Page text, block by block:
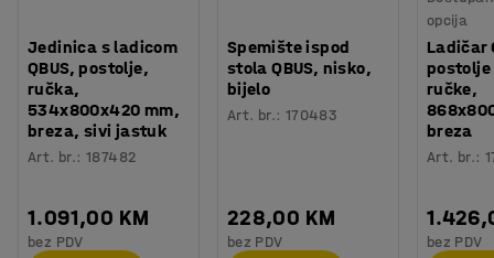
Jedinica s ladicom
QBUS, postolje,
ručka,
534x800x420 mm,
breza, sivi jastuk
Art. br.:187482
1.091,00 KM
bez PDV
Spemište ispod
stola QBUS, nisko,
bijelo
Art. br.: 170483
228,00 KM
bez PDV
opcija
Ladičar
postolje
ručke,
breza
Art. br.:
bez PDV